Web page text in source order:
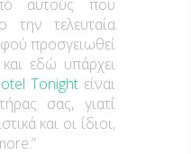
αυτούς που
την τελευταία
προσγειωθεί
εδώ υπάρχει
Tonight είναι
σας, γιατί
και οι ίδιοι,